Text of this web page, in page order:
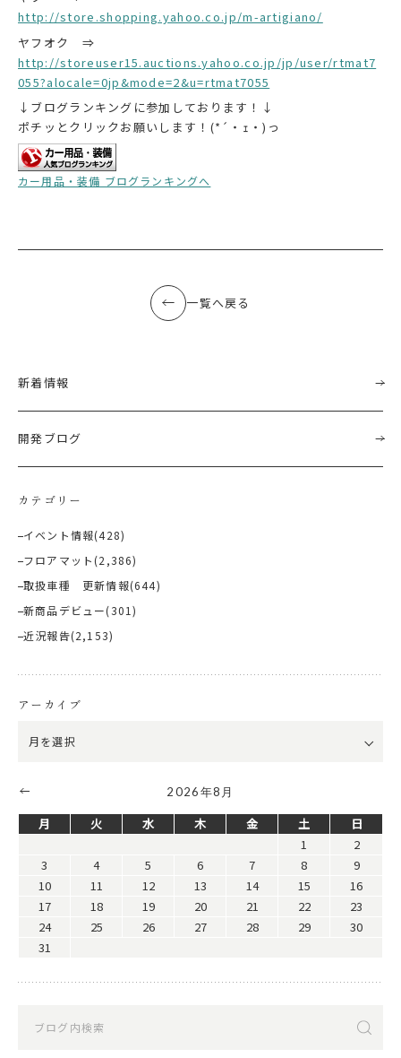
http://store.shopping.yahoo.co.jp/m-artigiano/
ヤフオク ⇒
http://storeuser15.auctions.yahoo.co.jp/jp/user/rtmat7
055?alocale=0jp&mode=2&u=rtmat7055
↓ブログランキングに参加しております！↓
ポチッとクリックお願いします！(*´・ｪ・)っ
カー用品・装備 ブログランキングへ
一覧へ戻る
新着情報
開発ブログ
カテゴリー
イベント情報(428)
フロアマット (2,386)
取扱車種 更新情報(644)
新商品デビュー(301)
近況報告(2,153)
アーカイブ
2026年8月
月 火 水 木 金 土
日
1
2
3
4 5 6 7 8
9
10
11 12 13 14 15
16
17
18 19 20 21 22
23
24
25 26 27 28 29
30
31